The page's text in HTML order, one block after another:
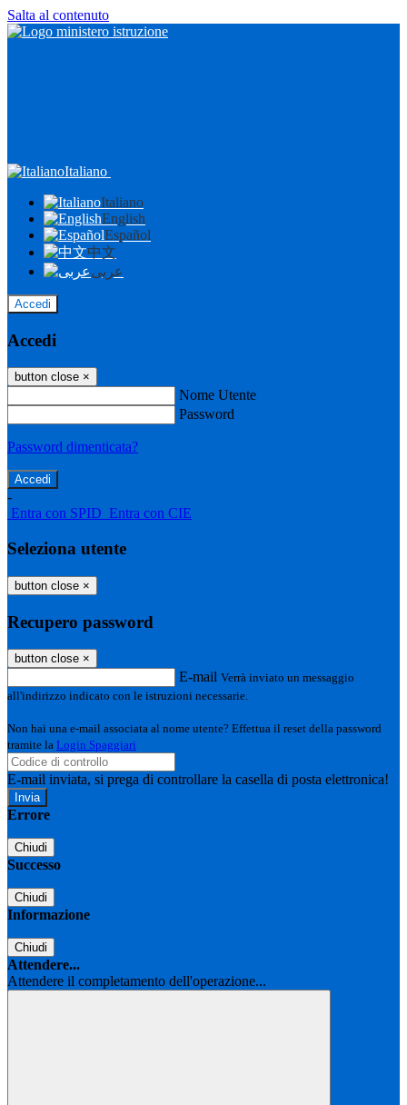
Salta al contenuto
Italiano
Italiano
English
Español
中文
عربى
Accedi
Accedi
button close ×
Nome Utente
Password
Password dimenticata?
-
Entra con SPID Entra con CIE
Seleziona utente
button close ×
Recupero password
button close ×
E-mail Verrà inviato un messaggio
all'indirizzo indicato con le istruzioni necessarie.
Non hai una e-mail associata al nome utente? Effettua il reset della password
tramite la Login Spaggiari
E-mail inviata, si prega di controllare la casella di posta elettronica!
Errore
Chiudi
Successo
Chiudi
Informazione
Chiudi
Attendere...
Attendere il completamento dell'operazione...